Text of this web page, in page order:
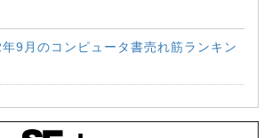
9月のコンピュータ書売れ筋ランキン